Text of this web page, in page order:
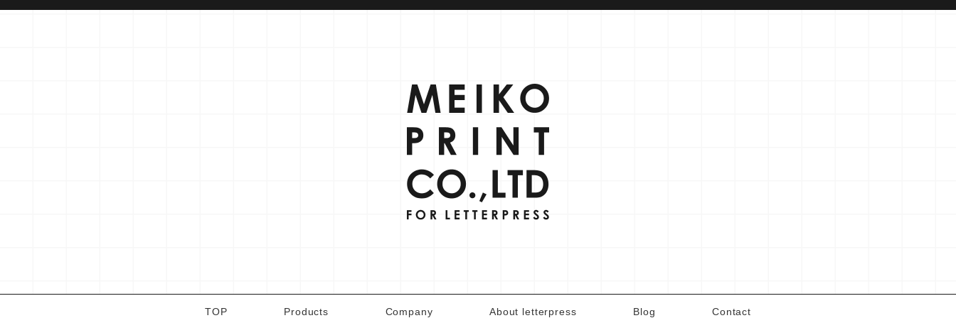
TOP Products Company About letterpress Blog Contact